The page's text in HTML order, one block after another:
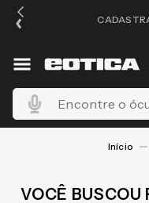
Encontre o óculos